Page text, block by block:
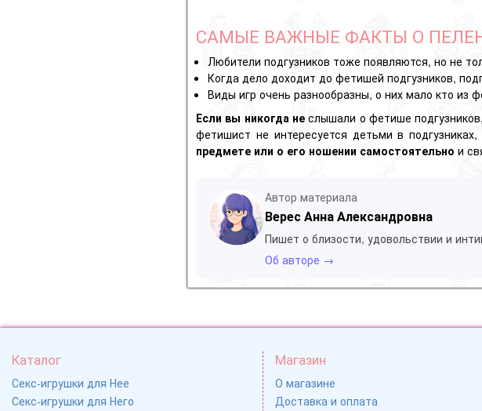
САМЫЕ ВАЖНЫЕ ФАКТЫ О
Любители подгузников тоже появляются, но не
Когда дело доходит до фетишей подгузников,
Виды игр очень разнообразны, о них мало кто из
Если вы никогда неслышали о фетишеподгузников,
фетишист не интересуется детьми в
предмете или о его ношении самостоятельно и
Автор материала
Верес Анна Александровна
Пишет о близости, удовольствии и
Об авторе →
Каталог
Секс-игрушки для Нее
Секс-игрушки для Него
Магазин
О магазине
Доставка и оплата